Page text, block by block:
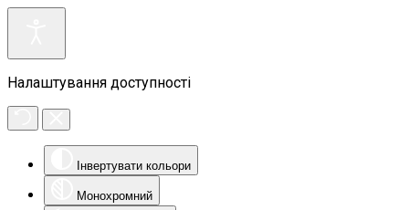
Налаштування доступності
Інвертувати кольори
Монохромний